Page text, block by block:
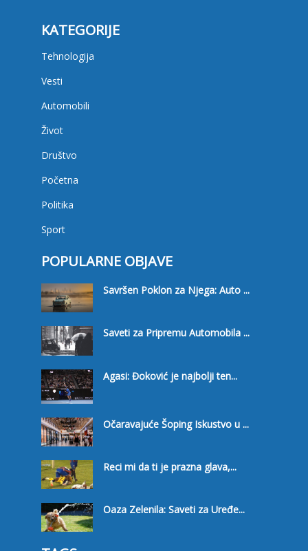
KATEGORIJE
Tehnologija
Vesti
Automobili
Život
Društvo
Početna
Politika
Sport
POPULARNE OBJAVE
Savršen Poklon za Njega: Auto ...
Saveti za Pripremu Automobila ...
Agasi: Đoković je najbolji ten...
Očaravajuće Šoping Iskustvo u ...
Reci mi da ti je prazna glava,...
Oaza Zelenila: Saveti za Uređe...